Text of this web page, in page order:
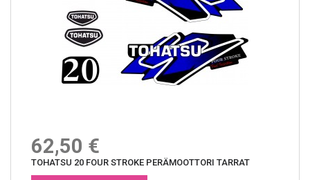
62,50 €
TOHATSU 20 FOUR STROKE PERÄMOOTTORI TARRAT